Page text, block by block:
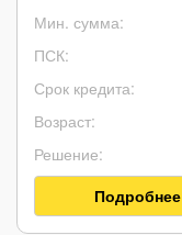
Мин. сумма:
ПСК:
Срок кредита:
Возраст:
Решение:
Подробнее